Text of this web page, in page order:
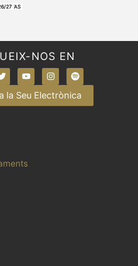
27
27
27
27
NOS EN
la Seu Electrònica